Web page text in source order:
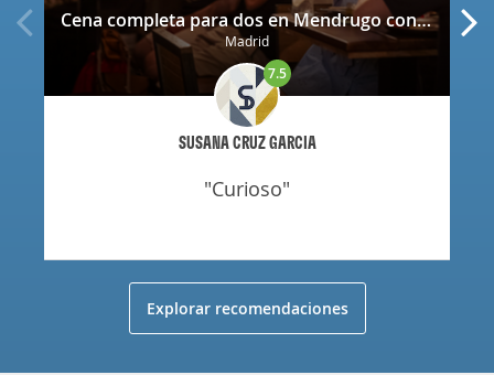
Cena completa para dos en Mendrugo con cerveza artesana incluida
Madrid
SUSANA CRUZ GARCIA
7.5
"curioso"
Explorar recomendaciones